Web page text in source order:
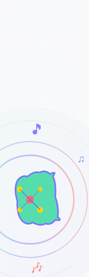
♫
🎵
🎶